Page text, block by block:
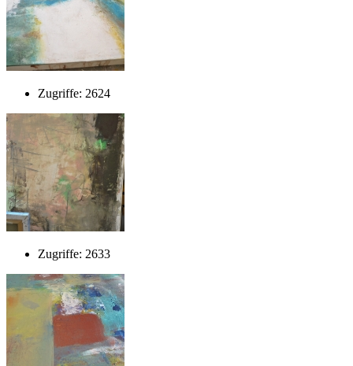
Zugriffe: 2624
Zugriffe: 2633